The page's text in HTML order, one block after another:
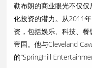
勒布朗的商业眼光不仅
化投资的潜力。从2011
资，包括娱乐、科技、
帝国。他与Cleveland
的“SpringHill